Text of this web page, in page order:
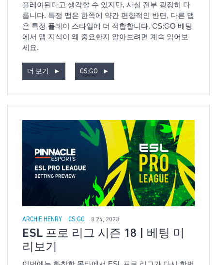
플레이된다고 생각할 수 있지만, 사실 전부 굉장히 다
릅니다. 특정 맵은 한쪽에 약간 편향적인 반면, 다른 맵
은 특정 플레이 스타일에 더 적합합니다. CS:GO 베팅
에서 맵 지식이 왜 중요한지 알아보려면 계속 읽어보
세요.
더 보기 ► CS:GO ►
ARCHIE HENRY CS:GO 8 24, 2023
ESL 프로 리그 시즌 18 | 베팅 미
리보기